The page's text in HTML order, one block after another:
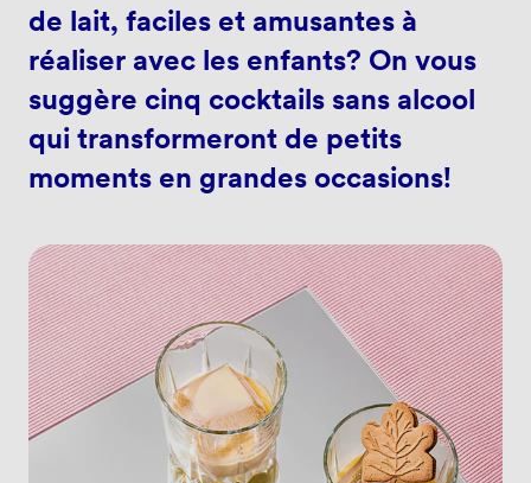
de lait, faciles et amusantes à
réaliser avec les enfants? On vous
suggère cinq cocktails sans alcool
qui transformeront de petits
moments en grandes occasions!